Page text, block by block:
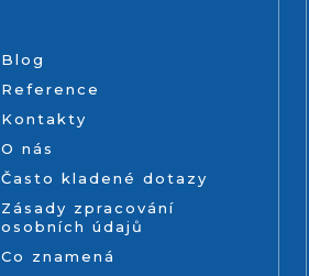
Blog
Reference
Kontakty
O nás
Často kladené dotazy
Zásady zpracování
osobních údajů
Co znamená